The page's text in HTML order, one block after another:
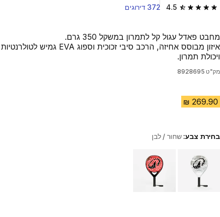
4.5 4.5 out of 5 stars from 372 reviews 372 דירוגים
מחבט פאדל עגול קל לתמרון במשקל 350 גרם.
איזון מבוסס אחיזה, הרכב סיבי זכוכית וספוג EVA גמיש לטולרנטיות
ויכולת תמרון.
מק"ט 8928695
בחירת צבע:שחור / לבן
Choose a variant